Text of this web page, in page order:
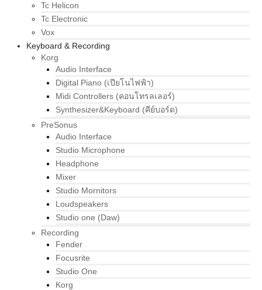
Tc Helicon
Tc Electronic
Vox
Keyboard & Recording
Korg
Audio Interface
Digital Piano (เปียโนไฟฟ้า)
Midi Controllers (คอนโทรลเลอร์)
Synthesizer&Keyboard (คีย์บอร์ด)
PreSonus
Audio Interface
Studio Microphone
Headphone
Mixer
Studio Mornitors
Loudspeakers
Studio one (Daw)
Recording
Fender
Focusrite
Studio One
Korg